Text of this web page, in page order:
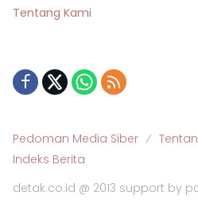
Tentang Kami
Pedoman Media Siber
Indeks Berita
detak.co.id @ 2013 support by